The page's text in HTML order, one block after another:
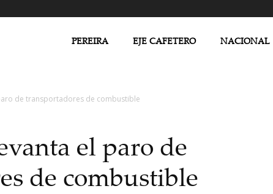
PEREIRA EJE CAFETERO NACIONAL
de transportadores de combustible
el paro de
de combustible